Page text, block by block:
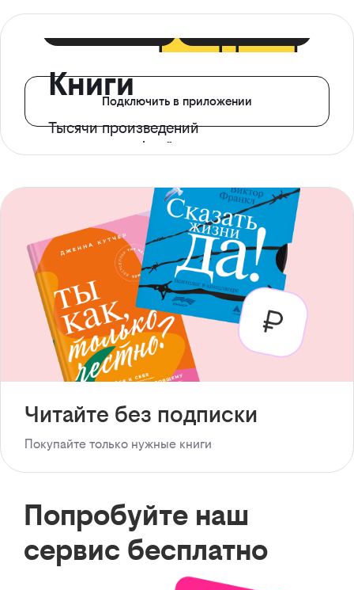
Книги
Тысячи произведений
с доступом офлайн
Подключить в приложении
Читайте без подписки
Покупайте только нужные книги
Попробуйте наш
сервис бесплатно